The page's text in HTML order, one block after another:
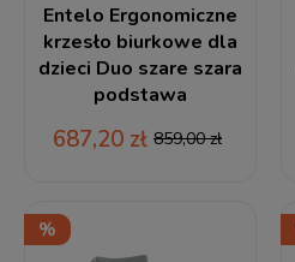
Entelo Ergonomiczne
krzesło biurkowe dla
dzieci Duo szare szara
podstawa
687,20 zł 859,00 zł